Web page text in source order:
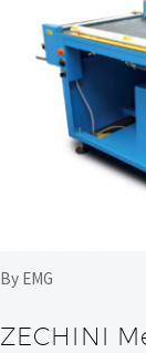
By EMG
ZECHINI